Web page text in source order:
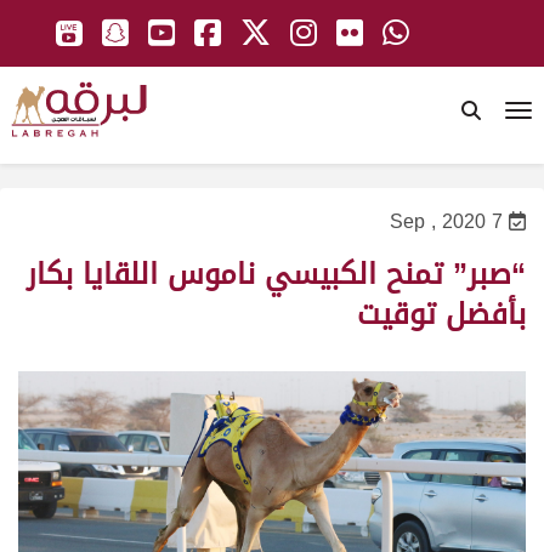
7 Sep , 2020
“صبر” تمنح الكبيسي ناموس اللقايا بكار
بأفضل توقيت